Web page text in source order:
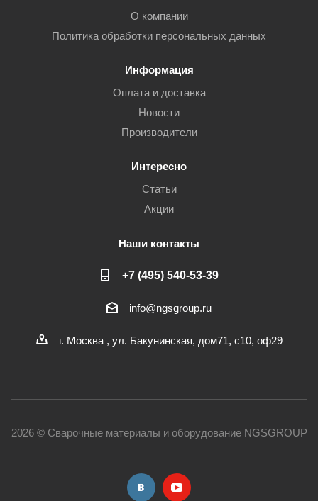
О компании
Политика обработки персональных данных
Информация
Оплата и доставка
Новости
Производители
Интересно
Статьи
Акции
Наши контакты
+7 (495) 540-53-39
info@ngsgroup.ru
г. Москва , ул. Бакунинская, дом71, с10, оф29
2026 © Сварочные материалы и оборудование NGSGROUP